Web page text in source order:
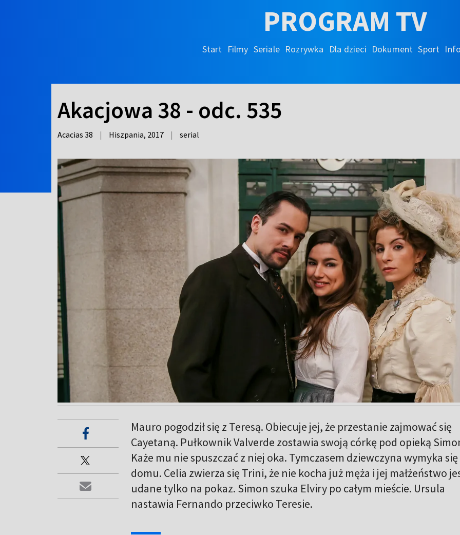
PROGRAM TV
Start Filmy Seriale Rozrywka Dla dzieci Dokument Sport
Akacjowa 38 - odc. 535
Acacias 38 | Hiszpania, 2017 | serial
Mauro pogodził się z Teresą. Obiecuje jej, że przestanie zajmować się
Cayetaną. Pułkownik Valverde zostawia swoją córkę pod opieką
Każe mu nie spuszczać z niej oka. Tymczasem dziewczyna wymyka się
domu. Celia zwierza się Trini, że nie kocha już męża i jej małżeństwo
udane tylko na pokaz. Simon szuka Elviry po całym mieście. Ursula
nastawia Fernando przeciwko Teresie.